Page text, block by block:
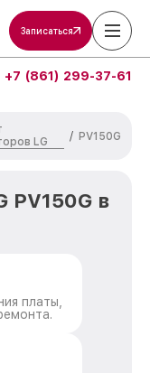
Записаться
+7 (861) 299-37-61
LG
/ PV150G
PV150G в
платы,